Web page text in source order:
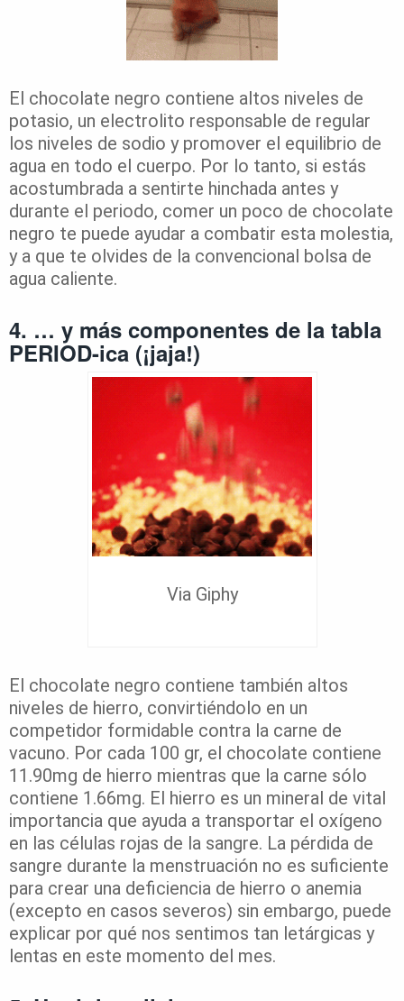
El chocolate negro contiene altos niveles de
potasio, un electrolito responsable de regular
los niveles de sodio y promover el equilibrio de
agua en todo el cuerpo. Por lo tanto, si estás
acostumbrada a sentirte hinchada antes y
durante el periodo, comer un poco de chocolate
negro te puede ayudar a combatir esta molestia,
y a que te olvides de la convencional bolsa de
agua caliente.
4. … y más componentes de la tabla
PERIOD-ica (¡jaja!)
Via Giphy
El chocolate negro contiene también altos
niveles de hierro, convirtiéndolo en un
competidor formidable contra la carne de
vacuno. Por cada 100 gr, el chocolate contiene
11.90mg de hierro mientras que la carne sólo
contiene 1.66mg. El hierro es un mineral de vital
importancia que ayuda a transportar el oxígeno
en las células rojas de la sangre. La pérdida de
sangre durante la menstruación no es suficiente
para crear una deficiencia de hierro o anemia
(excepto en casos severos) sin embargo, puede
explicar por qué nos sentimos tan letárgicas y
lentas en este momento del mes.